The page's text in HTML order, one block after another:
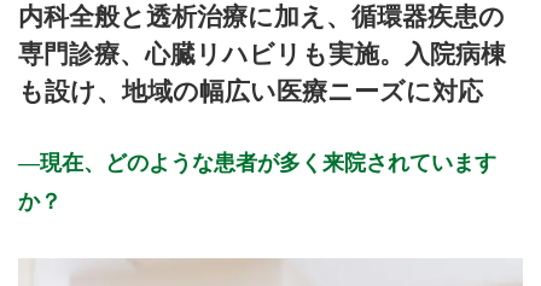
9:30〜12:30
● ● ● ●
●
14:00〜15:30
●
14:00〜17:30
● ● ●
休診日: 木、日、祝
備考: 臨時休診あり
内科全般と透析治療に加え、循環器疾患の
専門診療、心臓リハビリも実施。入院病棟
も設け、地域の幅広い医療ニーズに対応
現在、どのような患者が多く来院されています
か？